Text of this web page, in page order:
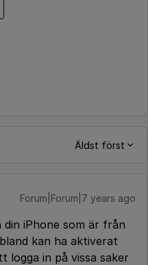
Äldst först
Forum|Forum|7 years ago
iPhone som är från
kan ha aktiverat
logga in på vissa saker